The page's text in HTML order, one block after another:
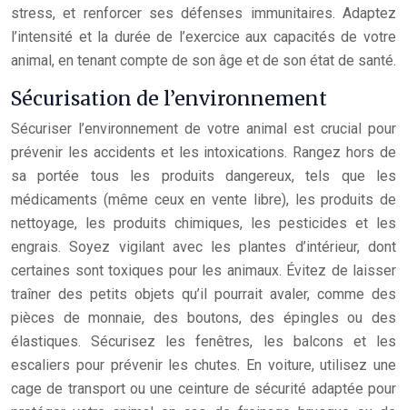
stress, et renforcer ses défenses immunitaires. Adaptez
l’intensité et la durée de l’exercice aux capacités de votre
animal, en tenant compte de son âge et de son état de santé.
Sécurisation de l’environnement
Sécuriser l’environnement de votre animal est crucial pour
prévenir les accidents et les intoxications. Rangez hors de
sa portée tous les produits dangereux, tels que les
médicaments (même ceux en vente libre), les produits de
nettoyage, les produits chimiques, les pesticides et les
engrais. Soyez vigilant avec les plantes d’intérieur, dont
certaines sont toxiques pour les animaux. Évitez de laisser
traîner des petits objets qu’il pourrait avaler, comme des
pièces de monnaie, des boutons, des épingles ou des
élastiques. Sécurisez les fenêtres, les balcons et les
escaliers pour prévenir les chutes. En voiture, utilisez une
cage de transport ou une ceinture de sécurité adaptée pour